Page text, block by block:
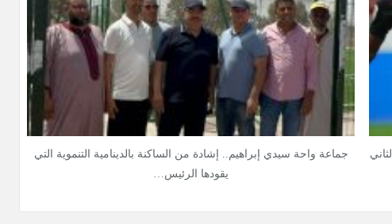
جماعة واحة سيدي إبراهيم.. إشادة من الساكنة بالدينامية التنموية التي
يقودها الرئيس…